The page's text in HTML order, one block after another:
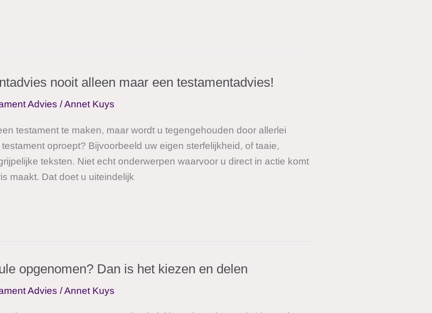
nooit alleen maar een testamentadvies!
Advies /Annet Kuys
testament te maken, maar wordt u tegengehouden door allerlei
oproept? Bijvoorbeeld uw eigen sterfelijkheid, of taaie,
teksten. Niet echt onderwerpen waarvoor u direct in actie komt
maakt. Dat doet u uiteindelijk
opgenomen? Dan is het kiezen en delen
Advies /Annet Kuys